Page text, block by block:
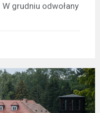
grudniu odwołany